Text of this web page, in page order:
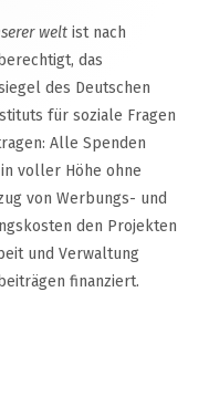
welt ist nach
das
des Deutschen
für soziale Fragen
Alle Spenden
voller Höhe ohne
von Werbungs- und
den Projekten
und Verwaltung
finanziert.